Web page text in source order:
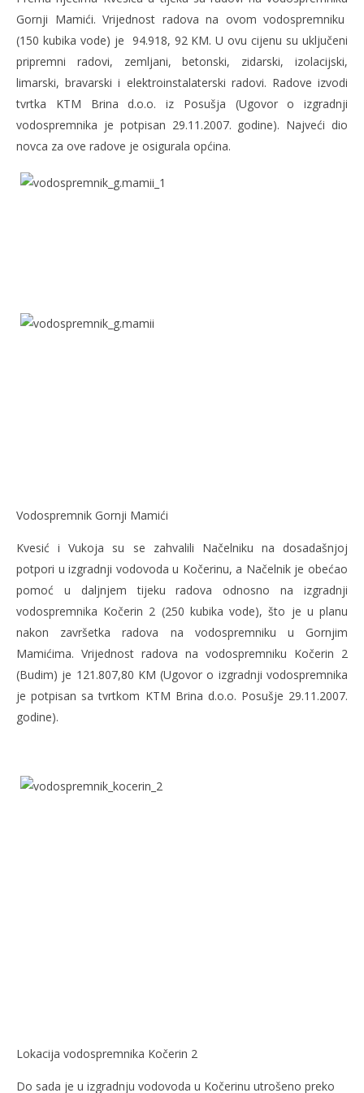
Gornji Mamići. Vrijednost radova na ovom vodospremniku
(150 kubika vode) je 94.918, 92 KM. U ovu cijenu su uključeni
pripremni radovi, zemljani, betonski, zidarski, izolacijski,
limarski, bravarski i elektroinstalaterski radovi. Radove izvodi
tvrtka KTM Brina d.o.o. iz Posušja (Ugovor o izgradnji
vodospremnika je potpisan 29.11.2007. godine). Najveći dio
novca za ove radove je osigurala općina.
Vodospremnik Gornji Mamići
Kvesić i Vukoja su se zahvalili Načelniku na dosadašnjoj
potpori u izgradnji vodovoda u Kočerinu, a Načelnik je obećao
pomoć u daljnjem tijeku radova odnosno na izgradnji
vodospremnika Kočerin 2 (250 kubika vode), što je u planu
nakon završetka radova na vodospremniku u Gornjim
Mamićima. Vrijednost radova na vodospremniku Kočerin 2
(Budim) je 121.807,80 KM (Ugovor o izgradnji vodospremnika
je potpisan sa tvrtkom KTM Brina d.o.o. Posušje 29.11.2007.
godine).
Lokacija vodospremnika Kočerin 2
Do sada je u izgradnju vodovoda u Kočerinu utrošeno preko